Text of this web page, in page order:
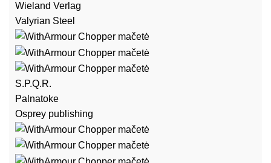
Wieland Verlag
Valyrian Steel
S.P.Q.R.
Palnatoke
Osprey publishing